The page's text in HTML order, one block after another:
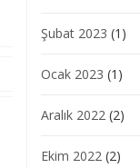
Şubat 2023 (1)
Ocak 2023 (1)
Aralık 2022 (2)
Ekim 2022 (2)